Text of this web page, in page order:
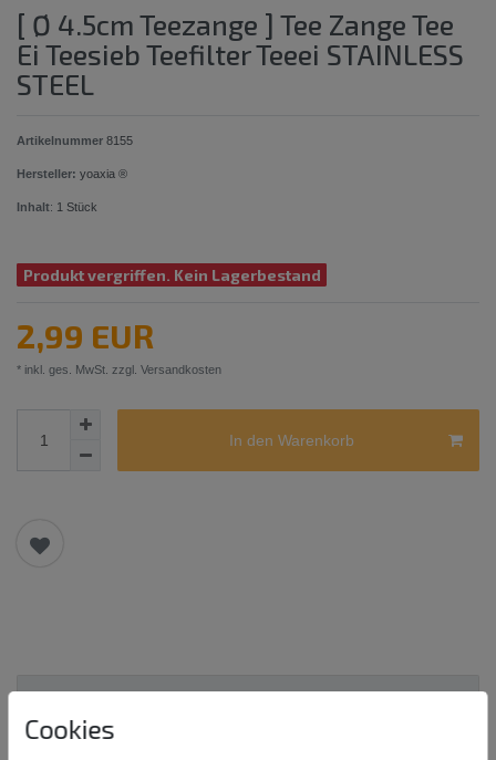
[ Ø 4.5cm Teezange ] Tee Zange Tee
Ei Teesieb Teefilter Teeei STAINLESS
STEEL
Artikelnummer 8155
Hersteller: yoaxia ®
Inhalt: 1 Stück
Produkt vergriffen. Kein Lagerbestand
2,99 EUR
* inkl. ges. MwSt. zzgl. Versandkosten
In den Warenkorb
Cookies